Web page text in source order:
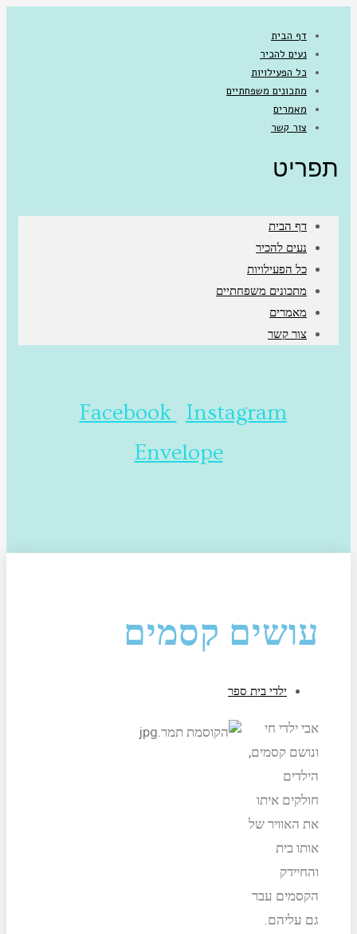
דף הבית
נעים להכיר
כל הפעילויות
מתכונים משפחתיים
מאמרים
צור קשר
תפריט
דף הבית
נעים להכיר
כל הפעילויות
מתכונים משפחתיים
מאמרים
צור קשר
Facebook
Instagram
Envelope
עושים קסמים
ילדי בית ספר
אבי ילדי חי
ונושם קסמים,
הילדים
חולקים איתו
את האוויר של
אותו בית
והחיידק
הקסמים עבר
גם עליהם.